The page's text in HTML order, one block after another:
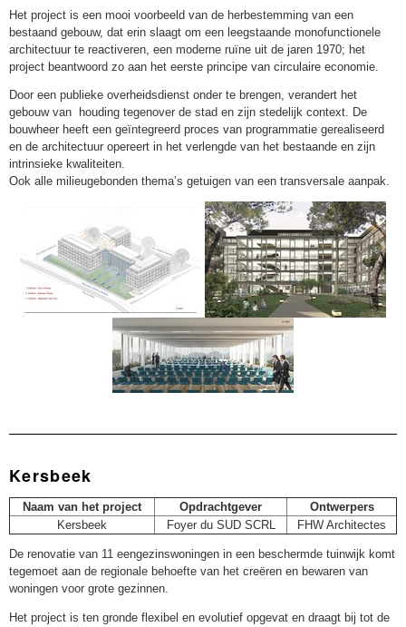
Het project is een mooi voorbeeld van de herbestemming van een
bestaand gebouw, dat erin slaagt om een leegstaande monofunctionele
architectuur te reactiveren, een moderne ruïne uit de jaren 1970; het
project beantwoord zo aan het eerste principe van circulaire economie.
Door een publieke overheidsdienst onder te brengen, verandert het
gebouw van houding tegenover de stad en zijn stedelijk context. De
bouwheer heeft een geïntegreerd proces van programmatie gerealiseerd
en de architectuur opereert in het verlengde van het bestaande en zijn
intrinsieke kwaliteiten.
Ook alle milieugebonden thema’s getuigen van een transversale aanpak.
Kersbeek
Naam van het project Opdrachtgever
Ontwerpers
Kersbeek
Foyer du SUD SCRL FHW Architectes
De renovatie van 11 eengezinswoningen in een beschermde tuinwijk komt
tegemoet aan de regionale behoefte van het creëren en bewaren van
woningen voor grote gezinnen.
Het project is ten gronde flexibel en evolutief opgevat en draagt bij tot de